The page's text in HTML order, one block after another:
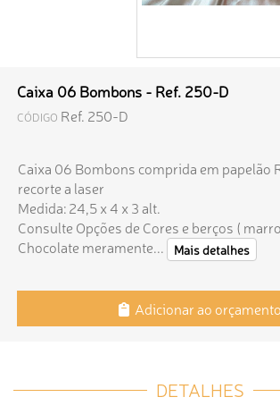
Caixa 06 Bombons - Ref. 250-D
CÓDIGO Ref. 250-D
Caixa 06 Bombons comprida em papelão
recorte a laser
Medida: 24,5 x 4 x 3 alt.
Consulte Opções de Cores e berços (
Chocolate meramente...
Mais detalhes
Adicionar ao orçamento
DETALHES